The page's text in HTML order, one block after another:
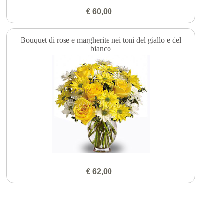
€ 60,00
Bouquet di rose e margherite nei toni del giallo e del
bianco
€ 62,00